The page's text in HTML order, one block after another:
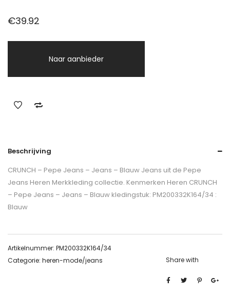
€39.92
Naar aanbieder
Beschrijving
CRUNCH – Pepe Jeans – Jeans – Blauw Jeans uit de Pepe
Jeans Heren Merkkleding collectie. Kenmerken Heren CRUNCH
– Pepe Jeans – Jeans – Blauw kledingstuk: PM200332K164/34 :
Blauw
Artikelnummer: PM200332K164/34
Categorie: heren-mode/jeans Share with